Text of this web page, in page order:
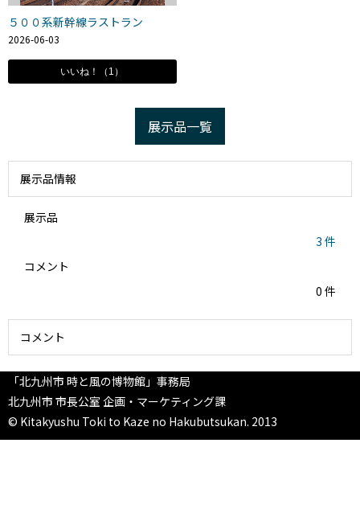
５００系新幹線ラストラン
2026-06-03
いいね！（1）
展示品一覧
展示品情報
展示品
3 件
コメント
0 件
コメント
「北九州市 時と風の博物館」事務局
北九州市 市長公室 企画・マーケティング課
© Kitakyushu Toki to Kaze no Hakubutsukan. 2013